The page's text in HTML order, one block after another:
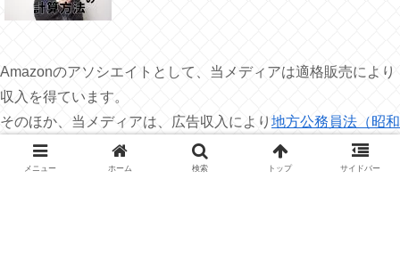
Amazonのアソシエイトとして、当メディアは適格販売により
収入を得ています。
そのほか、当メディアは、広告収入により 地方公務員法（昭和
25年法律第261号）第38条第1項の規定による
営利企業等の従
事許可（公務員の副業の許可）を受けて収入を得ています。
メニュー ホーム 検索 トップ サイドバー